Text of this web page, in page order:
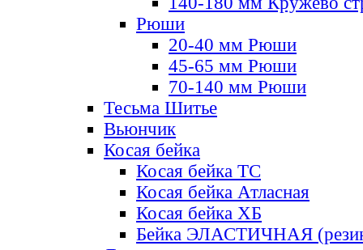
Рюши
20-40 мм Рюши
45-65 мм Рюши
70-140 мм Рюши
Тесьма Шитье
Вьюнчик
Косая бейка
Косая бейка ТС
Косая бейка Атласная
Косая бейка ХБ
Бейка ЭЛАСТИЧНАЯ